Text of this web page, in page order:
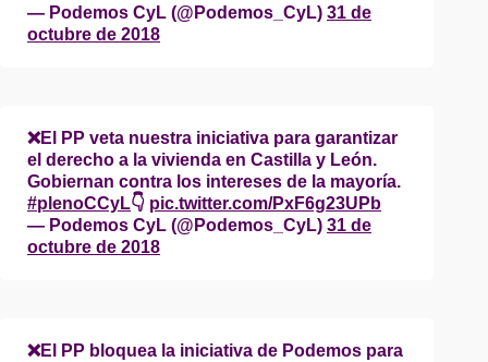
— Podemos CyL (@Podemos_CyL) 31 de
octubre de 2018
❌El PP veta nuestra iniciativa para garantizar
el derecho a la vivienda en Castilla y León.
Gobiernan contra los intereses de la mayoría.
#plenoCCyL👇 pic.twitter.com/PxF6g23UPb
— Podemos CyL (@Podemos_CyL) 31 de
octubre de 2018
❌El PP bloquea la iniciativa de Podemos para